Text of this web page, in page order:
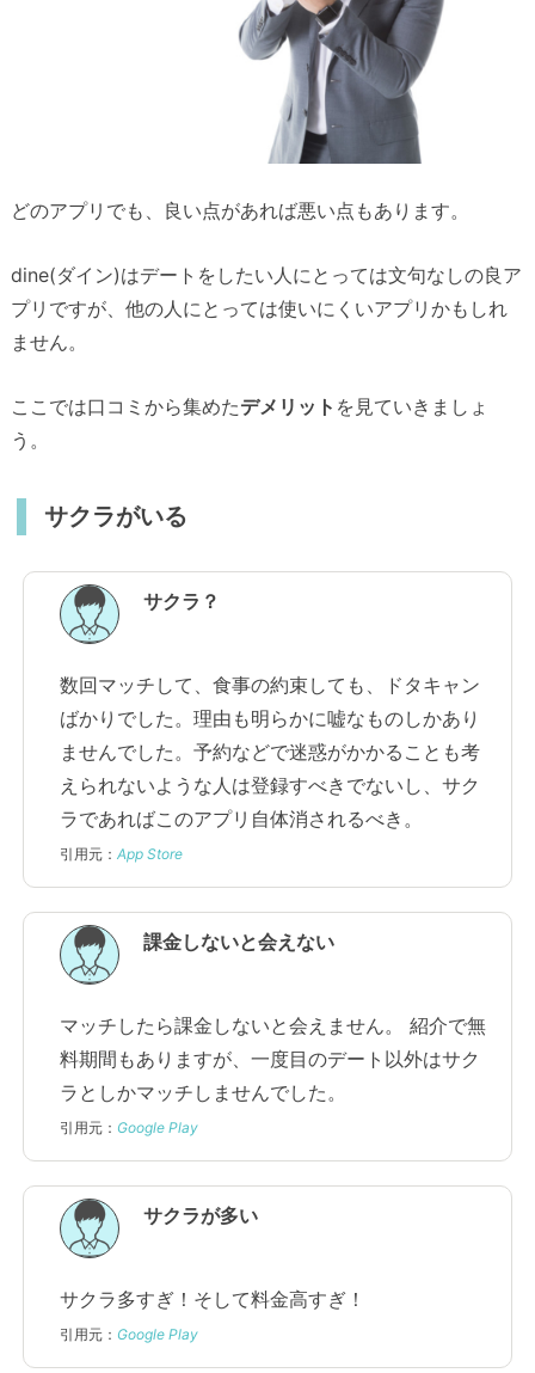
どのアプリでも、良い点があれば悪い点もあります。
dine(ダイン)はデートをしたい人にとっては文句なしの良ア
プリですが、他の人にとっては使いにくいアプリかもしれ
ません。
ここでは口コミから集めたデメリット を見ていきましょ
う。
サクラがいる
サクラ？
数回マッチして、食事の約束しても、ドタキャン
ばかりでした。理由も明らかに嘘なものしかあり
ませんでした。予約などで迷惑がかかることも考
えられないような人は登録すべきでないし、サク
ラであればこのアプリ自体消されるべき。
引用元： App Store
課金しないと会えない
マッチしたら課金しないと会えません。 紹介で無
料期間もありますが、一度目のデート以外はサク
ラとしかマッチしませんでした。
引用元： Google Play
サクラが多い
サクラ多すぎ！そして料金高すぎ！
引用元： Google Play